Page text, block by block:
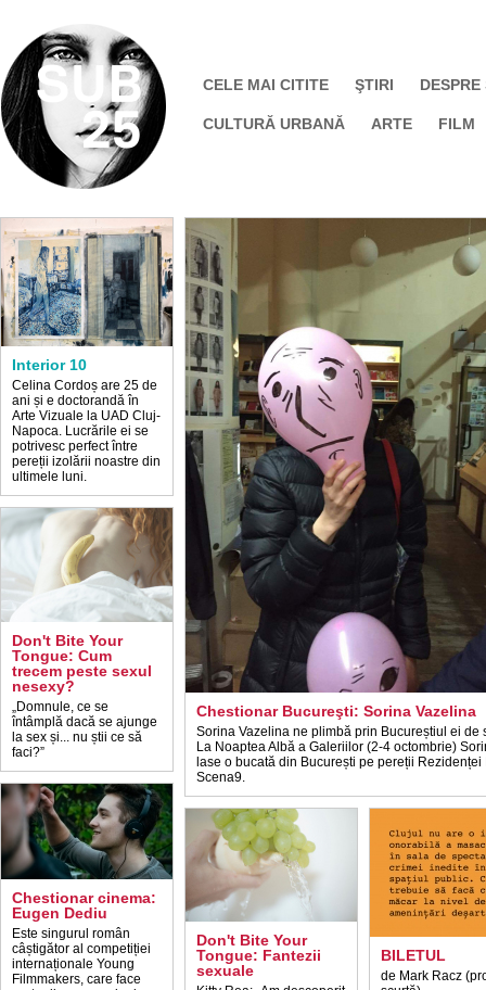
CELE MAI CITITE ŞTIRI DESPRE
CULTURĂ URBANĂ ARTE FILM
Interior 10
Celina Cordoș are 25 de
ani și e doctorandă în
Arte Vizuale la UAD Cluj-
Napoca. Lucrările ei se
potrivesc perfect între
pereții izolării noastre din
ultimele luni.
Don't Bite Your
Tongue: Cum
trecem peste sexul
nesexy?
„Domnule, ce se
întâmplă dacă se ajunge
la sex și... nu știi ce să
faci?”
Chestionar cinema:
Eugen Dediu
Este singurul român
câștigător al competiției
internaționale Young
Filmmakers, care face
Chestionar Bucureşti: Sorina Vazelina
Sorina Vazelina ne plimbă prin Bucureștiul ei de
La Noaptea Albă a Galeriilor (2-4 octombrie)
lase o bucată din București pe pereții Rezidenței
Scena9.
Don't Bite Your
Tongue: Fantezii
sexuale
BILETUL
de Mark Racz